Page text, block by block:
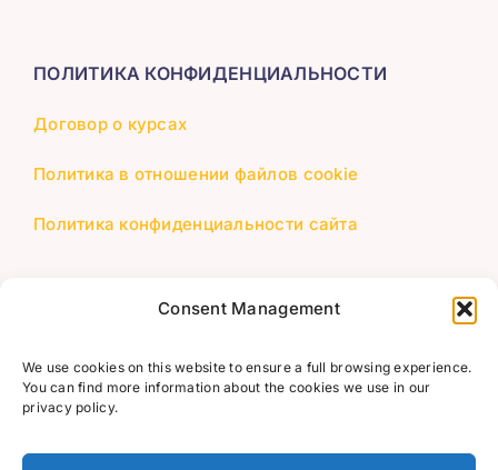
Consent Management
We use cookies on this website to ensure a full browsing experience.
You can find more information about the cookies we use in our
privacy policy.
ПОЛИТИКА КОНФИДЕНЦИАЛЬНОСТИ
Договор о курсах
Политика в отношении файлов cookie
Политика конфиденциальности сайта
+370 655 66223
info@lituana.lt